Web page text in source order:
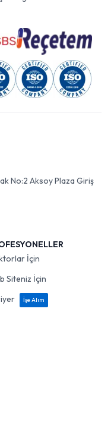
No:2 Aksoy Plaza Giriş
İçin
Siteniz İçin
İşe Alım